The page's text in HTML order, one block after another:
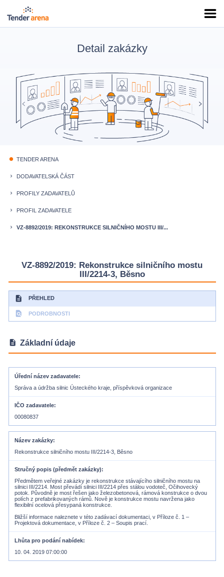
Detail zakázky
fiber_manual_record TENDER ARENA
keyboard_arrow_right DODAVATELSKÁ ČÁST
keyboard_arrow_right PROFILY ZADAVATELŮ
keyboard_arrow_right PROFIL ZADAVATELE
keyboard_arrow_right VZ-8892/2019: REKONSTRUKCE SILNIČNÍHO MOSTU III/...
VZ-8892/2019: Rekonstrukce silničního mostu
III/2214-3, Běsno
description PŘEHLED
find_in_page PODROBNOSTI
description Základní údaje
Úřední název zadavatele
Správa a údržba silnic Ústeckého kraje, příspěvková organizace
IČO zadavatele
00080837
Název zakázky
Rekonstrukce silničního mostu III/2214-3, Běsno
Stručný popis (předmět zakázky)
Předmětem veřejné zakázky je rekonstrukce stávajícího silničního mostu na
silnici III/2214. Most převádí silnici III/2214 přes stálou vodoteč, Očihovecký
potok. Původně je most řešen jako železobetonová, rámová konstrukce o dvou
polích z prefabrikovaných rámů. Nově je konstrukce mostu navržena jako
flexibilní ocelová přesypaná konstrukce.
Bližší informace naleznete v této zadávací dokumentaci, v Příloze č. 1 –
Lhůta pro podání nabídek
10. 04. 2019 07:00:00